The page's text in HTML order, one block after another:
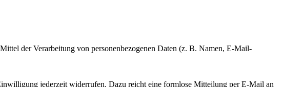
der Verarbeitung von personenbezogenen Daten (z. B. Namen, E-Mail-
jederzeit widerrufen. Dazu reicht eine formlose Mitteilung per E-Mail an